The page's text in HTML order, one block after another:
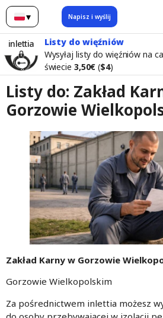
▾
Polski Napisz i wyślij
inlettia
Listy do więźniów
Wysyłaj listy do więźniów na
świecie 3,50€($4)
Listy do: Zakład
Gorzowie
Zakład Karny w Gorzowie
Gorzowie Wielkopolskim
Za pośrednictwem inlettia możesz